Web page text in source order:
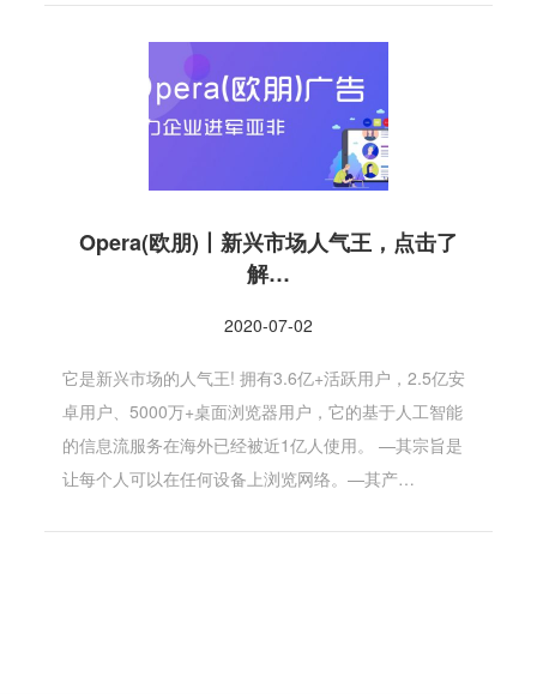
Opera(欧朋)丨新兴市场人气王，点击了
解…
2020-07-02
它是新兴市场的人气王! 拥有3.6亿+活跃用户，2.5亿安
卓用户、5000万+桌面浏览器用户，它的基于人工智能
的信息流服务在海外已经被近1亿人使用。 —其宗旨是
让每个人可以在任何设备上浏览网络。—其产…